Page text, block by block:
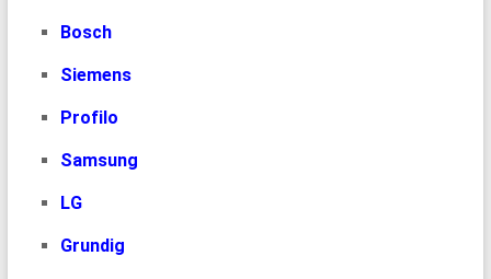
Bosch
Siemens
Profilo
Samsung
LG
Grundig